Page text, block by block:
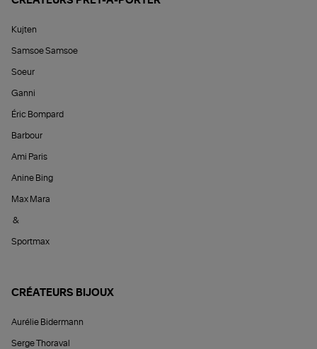
Kujten
Samsoe Samsoe
Soeur
Ganni
Éric Bompard
Barbour
Ami Paris
Anine Bing
Max Mara
&
Sportmax
CRÉATEURS BIJOUX
Aurélie Bidermann
Serge Thoraval